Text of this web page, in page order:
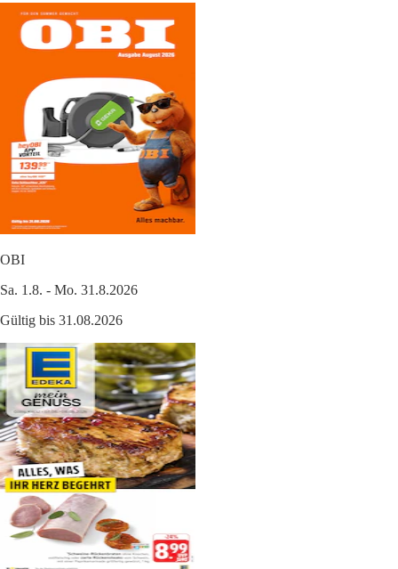
OBI
Sa. 1.8. - Mo. 31.8.2026
Gültig bis 31.08.2026